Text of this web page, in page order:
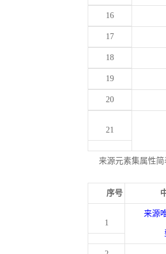
16
17
18
19
20
21
来源元素集属性简
序号
1
来源